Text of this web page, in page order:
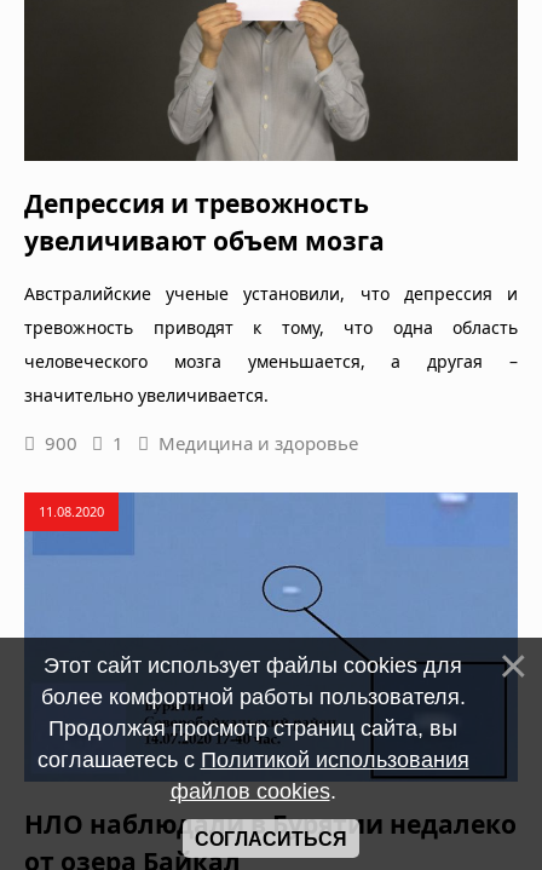
Депрессия и тревожность
увеличивают объем мозга
Австралийские ученые установили, что депрессия и
тревожность приводят к тому, что одна область
человеческого мозга уменьшается, а другая –
значительно увеличивается.
900 1 Медицина и здоровье
11.08.2020
НЛО наблюдали в Бурятии недалеко
от озера Байкал
Этот сайт использует файлы cookies для
более комфортной работы пользователя.
Продолжая просмотр страниц сайта, вы
соглашаетесь с Политикой использования
файлов cookies.
СОГЛАСИТЬСЯ